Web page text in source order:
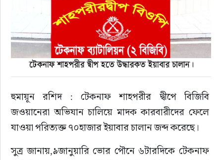
হুমায়ূন রশিদ : টেকনাফ শাহপরীর দ্বীপে বিজিবি
জওয়ানেরা অভিযান চালিয়ে মাদক কারবারীদের ফেলে
যাওয়া পরিত্যক্ত ৭০হাজার ইয়াবার চালান জব্দ করেছে।
সুত্র জানায়,৯জানুয়ারি ভোর পৌনে ৬টারদিকে টেকনাফ